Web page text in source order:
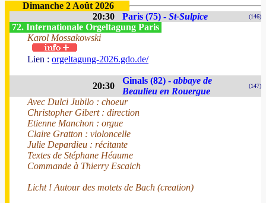
Dimanche 2 Août 2026
20:30
Paris (75) - St-Sulpice (146)
72. Internationale Orgeltagung Paris
Karol Mossakowski
Lien : orgeltagung-2026.gdo.de/
20:30
Ginals (82) - abbaye de
Beaulieu en Rouergue
(147)
Avec Dulci Jubilo : choeur
Christopher Gibert : direction
Etienne Manchon : orgue
Claire Gratton : violoncelle
Julie Depardieu : récitante
Textes de Stéphane Héaume
Commande à Thierry Escaich
Licht ! Autour des motets de Bach (creation)